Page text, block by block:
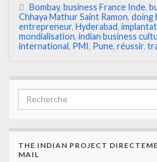
Bombay, business France Inde,
Chhaya Mathur Saint Ramon, doing
entrepreneur, Hyderabad,
mondialisation, indian business
international, PMI, Pune, réussir,
THE INDIAN PROJECT
MAIL